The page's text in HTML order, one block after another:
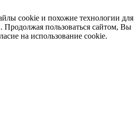
cookie и похожие технологии для
Продолжая пользоваться сайтом, Вы
на использование cookie.